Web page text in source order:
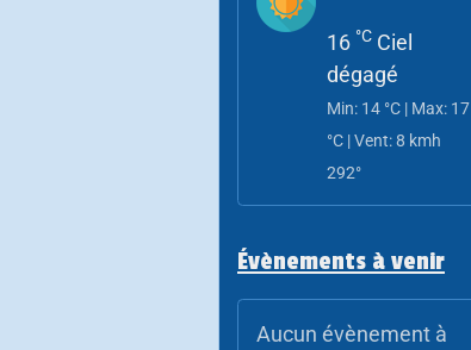
16 °C Ciel
dégagé
Min: 14 °C | Max: 17
°C | Vent: 8 kmh
292°
Évènements à venir
Aucun évènement à